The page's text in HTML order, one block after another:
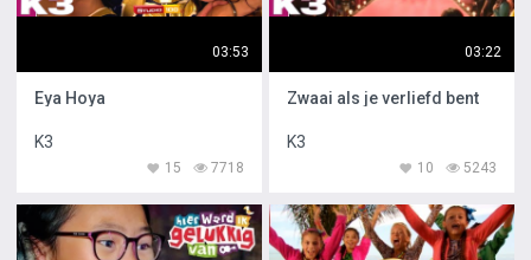
03:53
Eya Hoya
K3
7718
15
03:22
Zwaai als je verliefd bent
K3
5243
10